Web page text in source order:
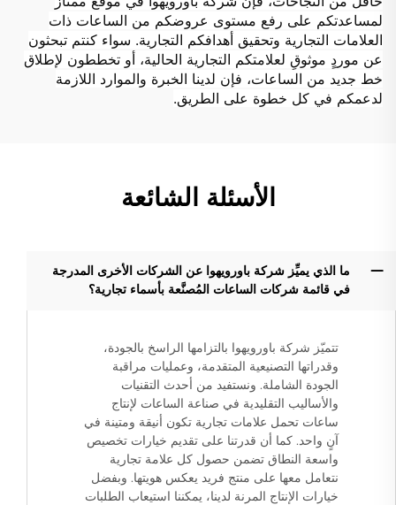
لمساعدتكم على رفع مستوى عروضكم من الساعات ذات
العلامات التجارية وتحقيق أهدافكم التجارية. سواء كنتم تبحثون
عن موردٍ موثوقٍ لعلامتكم التجارية الحالية، أو تخططون لإطلاق
خط جديد من الساعات، فإن لدينا الخبرة والموارد اللازمة
لدعمكم في كل خطوة على الطريق.
الأسئلة الشائعة
ما الذي يميِّز شركة باورويهوا عن الشركات الأخرى المدرجة
في قائمة شركات الساعات المُصنَّعة بأسماء تجارية؟
تتميّز شركة باورويهوا بالتزامها الراسخ بالجودة،
وقدراتها التصنيعية المتقدمة، وعمليات مراقبة
الجودة الشاملة. ونستفيد من أحدث التقنيات
والأساليب التقليدية في صناعة الساعات لإنتاج
ساعات تحمل علامات تجارية تكون أنيقة ومتينة في
آنٍ واحد. كما أن قدرتنا على تقديم خيارات تخصيص
واسعة النطاق تضمن حصول كل علامة تجارية
نتعامل معها على منتج فريد يعكس هويتها. وبفضل
خيارات الإنتاج المرنة لدينا، يمكننا استيعاب الطلبات